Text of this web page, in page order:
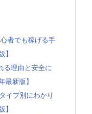
者でも稼げる手
】
る理由と安全に
新版】
イプ別にわかり
】